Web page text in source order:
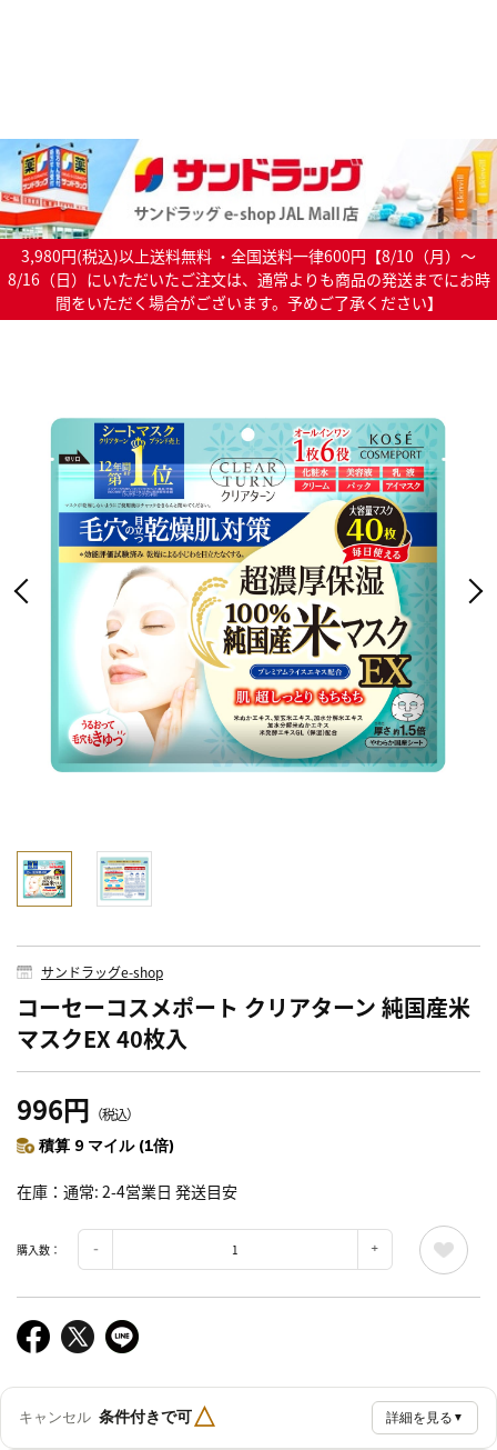
3,980円(税込)以上送料無料 ・全国送料一律600円【8/10（月）～
8/16（日）にいただいたご注文は、通常よりも商品の発送までにお時
間をいただく場合がございます。予めご了承ください】
サンドラッグe-shop
コーセーコスメポート クリアターン 純国産米
マスクEX 40枚入
996円 （税込）
積算 9 マイル (1倍)
在庫 通常: 2-4営業日 発送目安
購入数：
キャンセル 条件付きで可△ 詳細を見る ▼